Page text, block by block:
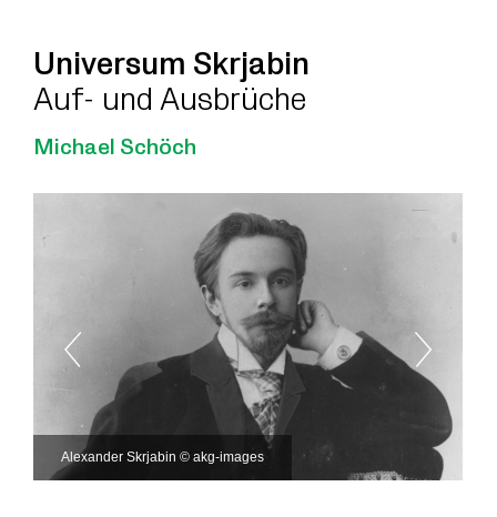
Universum Skrjabin
Auf- und Ausbrüche
Michael Schöch
Alexander Skrjabin © akg-images